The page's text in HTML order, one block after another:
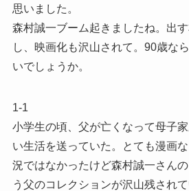
思いました。
森村誠一ブーム起きましたね。出
し、映画化も沢山されて。90歳な
いでしょうか。
1-1
小学生の頃、父が亡くなって母子
い生活を送っていた。とても漫画
況ではなかったけど森村誠一さん
う父のコレクションが沢山残され